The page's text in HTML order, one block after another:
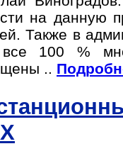
на данную
Также в
100 %
..